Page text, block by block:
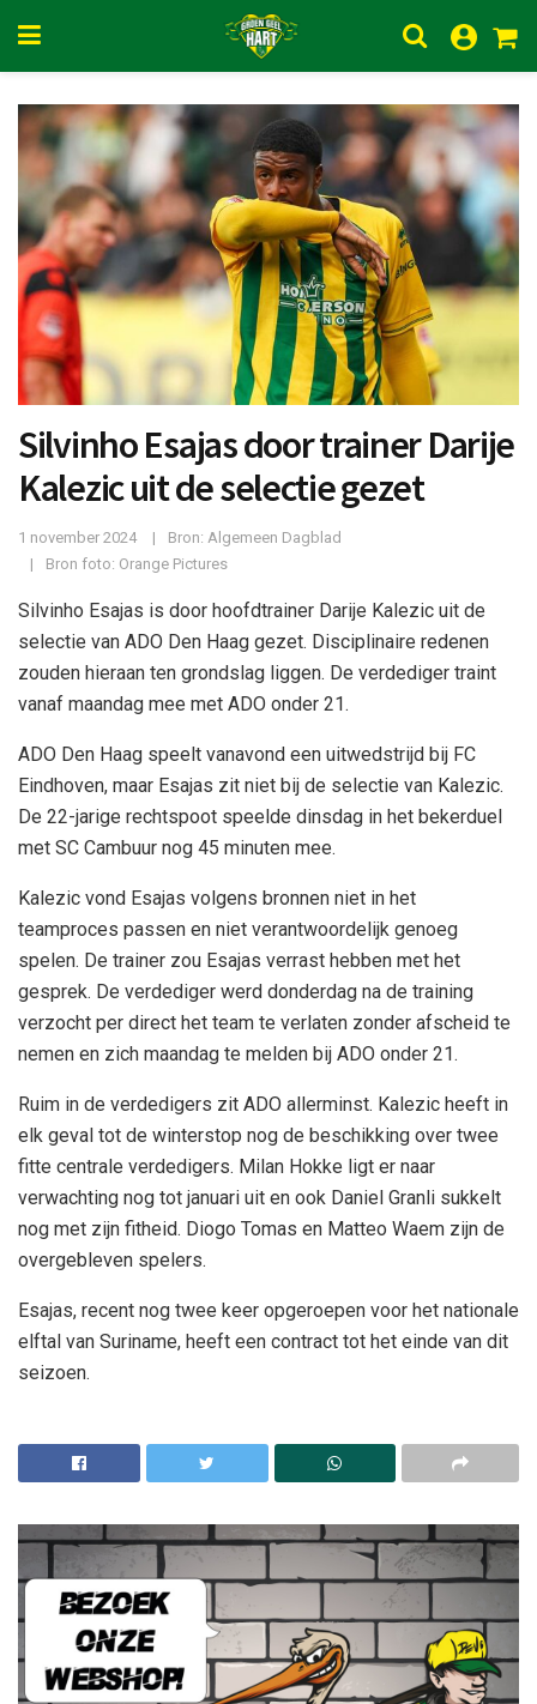
Silvinho Esajas door trainer Darije
Kalezic uit de selectie gezet
1 november 2024
Bron: Algemeen Dagblad
Bron foto: Orange Pictures
Silvinho Esajas is door hoofdtrainer Darije Kalezic uit de
selectie van ADO Den Haag gezet. Disciplinaire redenen
zouden hieraan ten grondslag liggen. De verdediger traint
vanaf maandag mee met ADO onder 21.
ADO Den Haag speelt vanavond een uitwedstrijd bij FC
Eindhoven, maar Esajas zit niet bij de selectie van Kalezic.
De 22-jarige rechtspoot speelde dinsdag in het bekerduel
met SC Cambuur nog 45 minuten mee.
Kalezic vond Esajas volgens bronnen niet in het
teamproces passen en niet verantwoordelijk genoeg
spelen. De trainer zou Esajas verrast hebben met het
gesprek. De verdediger werd donderdag na de training
verzocht per direct het team te verlaten zonder afscheid te
nemen en zich maandag te melden bij ADO onder 21.
Ruim in de verdedigers zit ADO allerminst. Kalezic heeft in
elk geval tot de winterstop nog de beschikking over twee
fitte centrale verdedigers. Milan Hokke ligt er naar
verwachting nog tot januari uit en ook Daniel Granli sukkelt
nog met zijn fitheid. Diogo Tomas en Matteo Waem zijn de
overgebleven spelers.
Esajas, recent nog twee keer opgeroepen voor het nationale
elftal van Suriname, heeft een contract tot het einde van dit
seizoen.